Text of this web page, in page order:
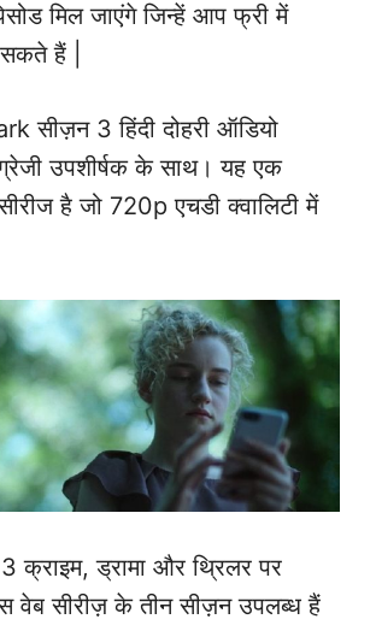
मिल जाएंगे जिन्हें आप फ्री में
हैं |
सीज़न 3 हिंदी दोहरी ऑडियो
उपशीर्षक के साथ। यह एक
है जो 720p एचडी क्वालिटी में
क्राइम, ड्रामा और थ्रिलर पर
वेब सीरीज़ के तीन सीज़न उपलब्ध हैं